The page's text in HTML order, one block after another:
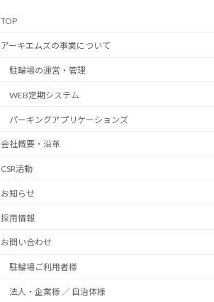
TOP
アーキエムズの事業について
駐輪場の運営・管理
WEB定期システム
パーキングアプリケーションズ
会社概要・沿革
CSR活動
お知らせ
採用情報
お問い合わせ
駐輪場ご利用者様
法人・企業様 ／ 自治体様